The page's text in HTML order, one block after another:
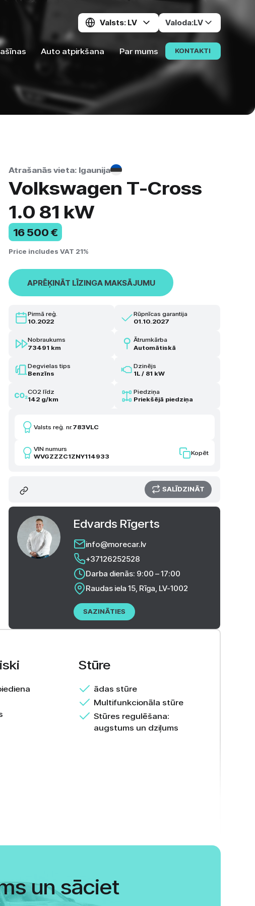
Valsts: LV Valoda:LV
Auto atpirkšana Par mums KONTAKTI
Atrašanās vieta: Igaunija
Volkswagen T-Cross
1.0 81 kW
16 500 €
Price includes VAT 21%
APRĒĶINĀT LĪZINGA MAKSĀJUMU
Pirmā reģ.
10.2022
Rūpnīcas garantija
01.10.2027
Nobraukums
73491 km
Ātrumkārba
Automātiskā
Degvielas tips
Benzīns
Dzinējs
1L / 81 kW
CO2 līdz
142 g/km
Piedziņa
Priekšējā piedziņa
Valsts reģ. nr.783VLC
VIN numurs
WVGZZZC1ZNY114933
Kopēt
SALĪDZINĀT
Edvards Rīgerts
info@morecar.lv
+37126252528
Darba dienās: 9:00 – 17:00
Raudas iela 15, Rīga, LV-1002
SAZINĀTIES
Stūre
ādas stūre
Multifunkcionāla stūre
Stūres regulēšana:
augstums un dziļums
un sāciet